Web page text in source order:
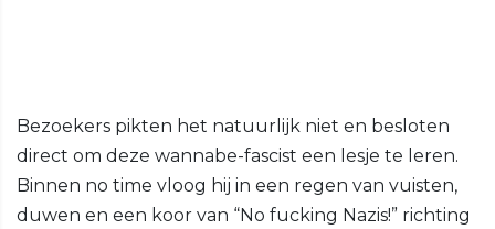
Bezoekers pikten het natuurlijk niet en besloten
direct om deze wannabe-fascist een lesje te leren.
Binnen no time vloog hij in een regen van vuisten,
duwen en een koor van “No fucking Nazis!” richting